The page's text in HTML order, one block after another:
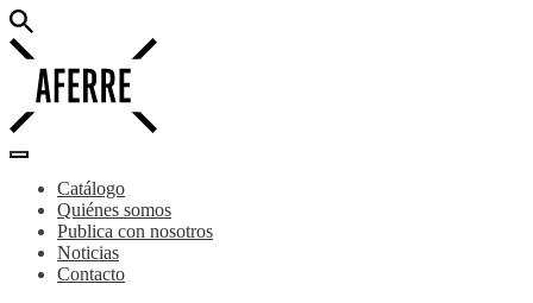
Catálogo
Quiénes somos
Publica con nosotros
Noticias
Contacto